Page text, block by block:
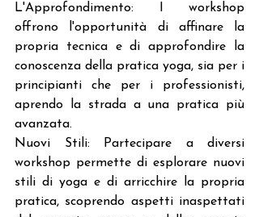
L'Approfondimento: I workshop
offrono l'opportunità di affinare la
propria tecnica e di approfondire la
conoscenza della pratica yoga, sia per i
principianti che per i professionisti,
aprendo la strada a una pratica più
avanzata.
Nuovi Stili: Partecipare a diversi
workshop permette di esplorare nuovi
stili di yoga e di arricchire la propria
pratica, scoprendo aspetti inaspettati